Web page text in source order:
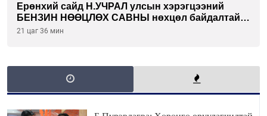
Ерөнхий сайд Н.УЧРАЛ улсын хэрэгцээний
БЕНЗИН НӨӨЦЛӨХ САВНЫ нөхцөл байдалтай
танилцлаа
21 цаг 36 мин